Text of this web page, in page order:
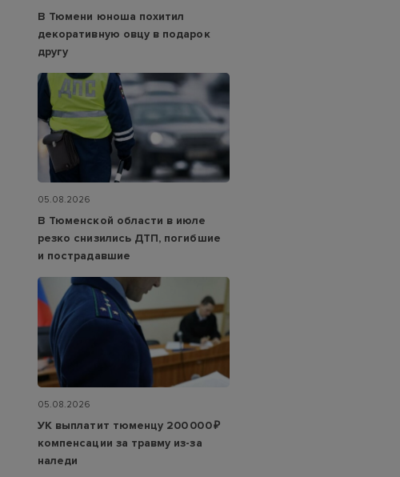
В Тюмени юноша похитил
декоративную овцу в подарок
другу
05.08.2026
В Тюменской области в июле
резко снизились ДТП, погибшие
и пострадавшие
05.08.2026
УК выплатит тюменцу 200 000 ₽
компенсации за травму из-за
наледи